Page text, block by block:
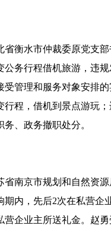
省衡水市仲裁委原党支
公务行程借机旅游，违
受管理和服务对象安排
行程，借机到景点游玩
务、政务撤职处分。
省南京市规划和自然资
期内，先后2次在私营企
营企业主所送礼金。赵